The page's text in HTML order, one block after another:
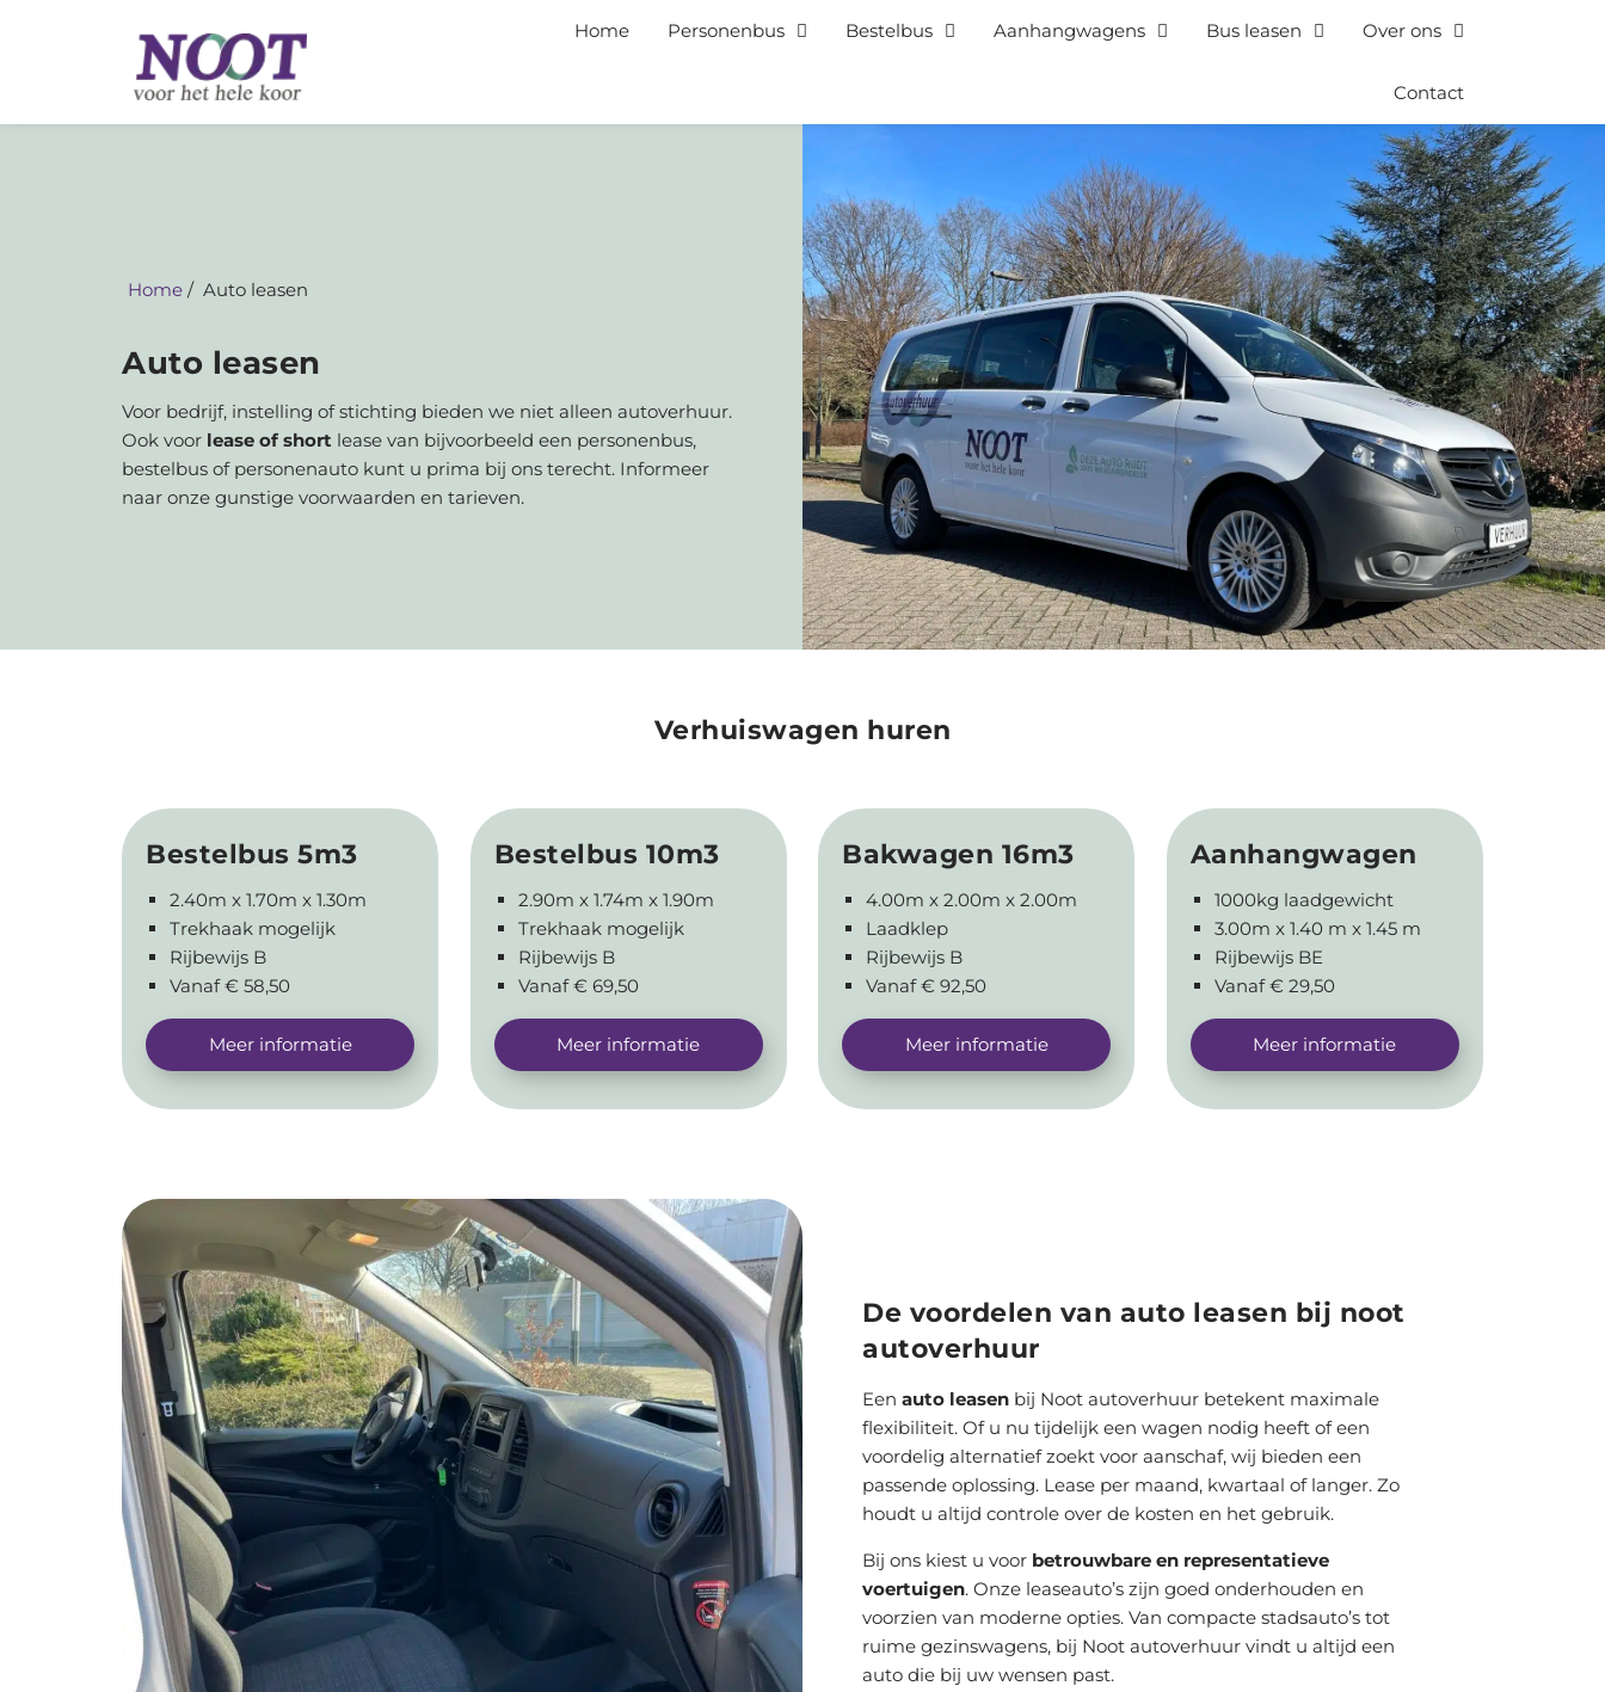
Home Personenbus Bestelbus Aanhangwagens Bus leasen Over ons
Contact
Home Auto leasen
Auto leasen
Voor bedrijf, instelling of stichting bieden we niet alleen autoverhuur.
Ook voor lease of short lease van bijvoorbeeld een personenbus,
bestelbus of personenauto kunt u prima bij ons terecht. Informeer
naar onze gunstige voorwaarden en tarieven.
Verhuiswagen huren
Bestelbus 5m3
2.40m x 1.70m x 1.30m
Trekhaak mogelijk
Rijbewijs B
Vanaf € 58,50
Meer informatie
Bestelbus 10m3
2.90m x 1.74m x 1.90m
Trekhaak mogelijk
Rijbewijs B
Vanaf € 69,50
Meer informatie
Bakwagen 16m3
4.00m x 2.00m x 2.00m
Laadklep
Rijbewijs B
Vanaf € 92,50
Meer informatie
Aanhangwagen
1000kg laadgewicht
3.00m x 1.40 m x 1.45 m
Rijbewijs BE
Vanaf € 29,50
Meer informatie
De voordelen van auto leasen bij noot
autoverhuur
Een auto leasen bij Noot autoverhuur betekent maximale
flexibiliteit. Of u nu tijdelijk een wagen nodig heeft of een
voordelig alternatief zoekt voor aanschaf, wij bieden een
passende oplossing. Lease per maand, kwartaal of langer. Zo
houdt u altijd controle over de kosten en het gebruik.
Bij ons kiest u voor betrouwbare en representatieve
voertuigen. Onze leaseauto’s zijn goed onderhouden en
voorzien van moderne opties. Van compacte stadsauto’s tot
ruime gezinswagens, bij Noot autoverhuur vindt u altijd een
auto die bij uw wensen past.